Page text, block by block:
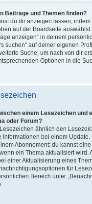
Beiträge und Themen finden?
du dir anzeigen lassen, indem
auf der Boardseite
anzeigen“ in deinem
suchen“ auf deiner eigenen
Suche, um nach von dir
Optionen in die
einem Lesezeichen und
oder Forum?
ähnlich den
Informationen bei einem Update.
Abonnement: du kannst eine
ein Thema aktualisiert wird.
einer Aktualisierung eines
für
Bereich unter